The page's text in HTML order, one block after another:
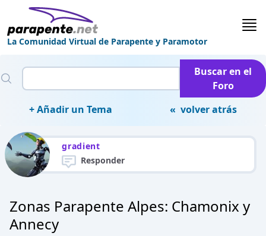
La Comunidad Virtual de Parapente y Paramotor
Buscar en el
Foro
+ Añadir un Tema
« volver atrás
gradient
Responder
Zonas Parapente Alpes: Chamonix y
Annecy